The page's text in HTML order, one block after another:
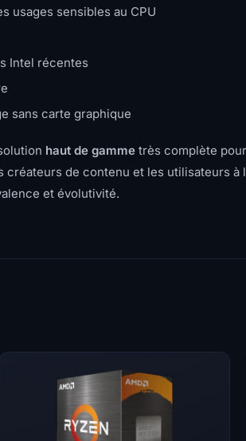
usages sensibles au CPU
Intel récentes
sans carte graphique
haut de gamme très complète
de contenu et les utilisateurs à
et évolutivité.